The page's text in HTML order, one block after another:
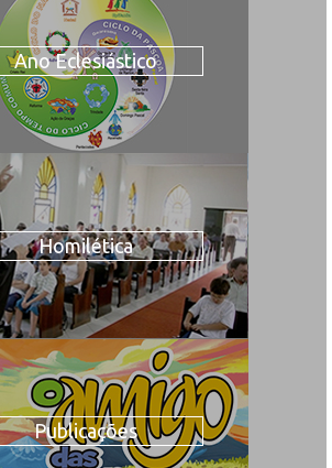
Ano Eclesiástico
Homilética
Publicações